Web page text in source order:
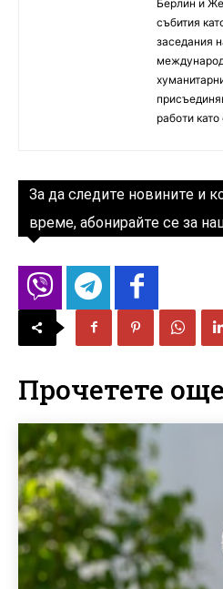
Берлин и
събития
заседания
работи
За да следите новините и
време, абонирайте се за
Прочетете още